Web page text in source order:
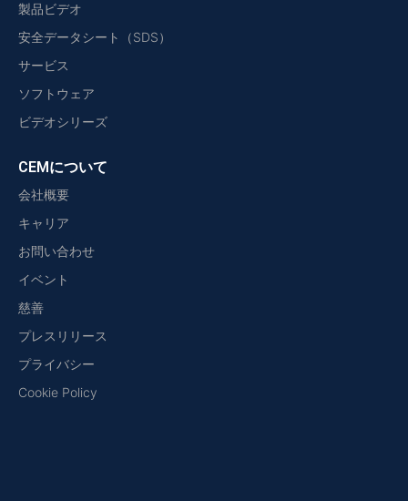
製品ビデオ
安全データシート（SDS）
サービス
ソフトウェア
ビデオシリーズ
CEMについて
会社概要
キャリア
お問い合わせ
イベント
慈善
プレスリリース
プライバシー
Cookie Policy